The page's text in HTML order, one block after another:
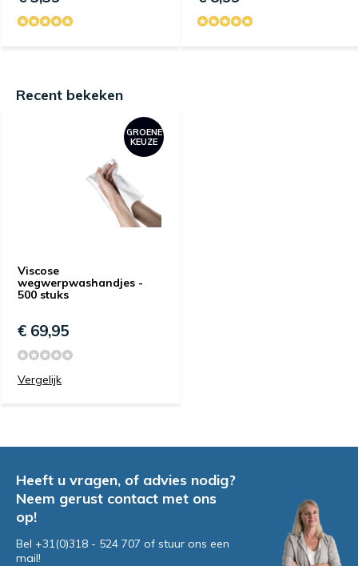
Recent bekeken
Viscose
wegwerpwashandjes -
500 stuks
GROENE
KEUZE
€ 69,95
Vergelijk
Heeft u vragen, of advies nodig?
Neem gerust contact met ons
op!
Bel +31(0)318 - 524 707 of stuur ons een
mail!